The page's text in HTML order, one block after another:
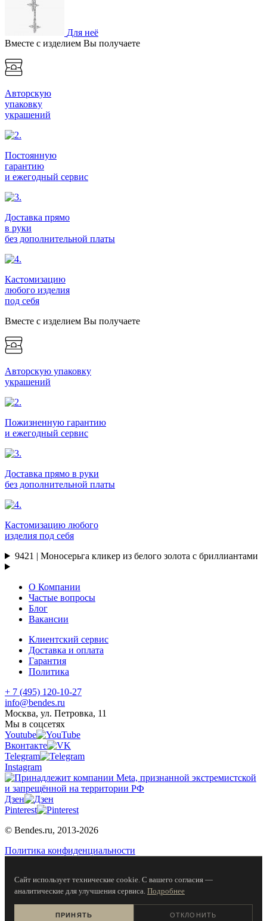
Для неё
Вместе с изделием Вы получаете
Авторскую
упаковку
украшений
Постоянную
гарантию
и ежегодный сервис
Доставка прямо
в руки
без дополнительной платы
Кастомизацию
любого изделия
под себя
Вместе с изделием Вы получаете
Авторскую упаковку
украшений
Пожизненную гарантию
и ежегодный сервис
Доставка прямо в руки
без дополнительной платы
Кастомизацию любого
изделия под себя
9421 | Моносерьга кликер из белого золота с бриллиантами
О Компании
Частые вопросы
Блог
Вакансии
Клиентский сервис
Доставка и оплата
Гарантия
Политика
+ 7 (495) 120-10-27
info@bendes.ru
Москва, ул. Петровка, 11
Мы в соцсетях
Youtube
Вконтакте
Telegram
Instagram
Дзен
Pinterest
© Bendes.ru, 2013-2026
Политика конфиденциальности
Сайт использует технические cookie. С вашего согласия —
аналитические для улучшения сервиса. Подробнее
ПРИНЯТЬ ОТКЛОНИТЬ